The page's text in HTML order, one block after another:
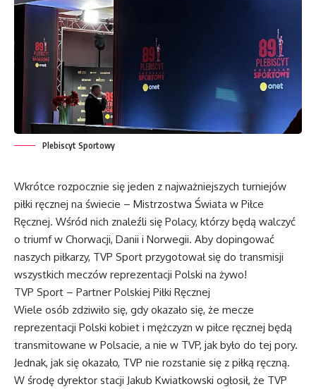
Plebiscyt Sportowy
Wkrótce rozpocznie się jeden z najważniejszych turniejów
piłki ręcznej na świecie – Mistrzostwa Świata w Piłce
Ręcznej. Wśród nich znaleźli się Polacy, którzy będą walczyć
o triumf w Chorwacji, Danii i Norwegii. Aby dopingować
naszych piłkarzy, TVP Sport przygotował się do transmisji
wszystkich meczów reprezentacji Polski na żywo!
TVP Sport – Partner Polskiej Piłki Ręcznej
Wiele osób zdziwiło się, gdy okazało się, że mecze
reprezentacji Polski kobiet i mężczyzn w piłce ręcznej będą
transmitowane w Polsacie, a nie w TVP, jak było do tej pory.
Jednak, jak się okazało, TVP nie rozstanie się z piłką ręczną.
W środę dyrektor stacji Jakub Kwiatkowski ogłosił, że TVP